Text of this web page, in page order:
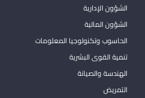
الشؤون الإدارية
الشؤون المالية
الحاسوب وتكنولوجيا المعلومات
تنمية القوى البشرية
الهندسة والصيانة
التمريض